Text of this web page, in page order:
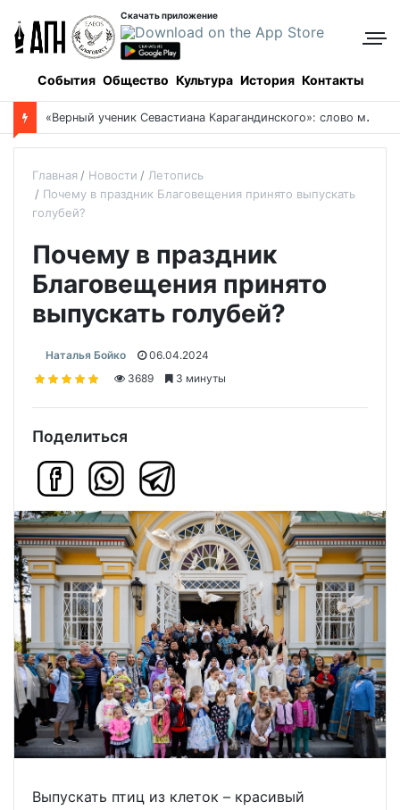
Скачать приложение
События Общество Культура История Контакты
Боровое: когда и как все начиналось, и кто все начинал
Главная Новости
Летопись
Почему в праздник Благовещения принято выпускать
голубей?
Почему в праздник
Благовещения принято
выпускать голубей?
Наталья Бойко
06.04.2024
3689
3 минуты
Поделиться
Выпускать птиц из клеток – красивый